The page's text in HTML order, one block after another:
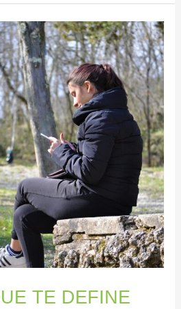
TE DEFINE